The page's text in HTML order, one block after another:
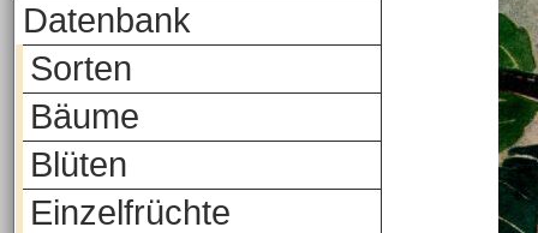
Datenbank
Sorten
Bäume
Blüten
Einzelfrüchte